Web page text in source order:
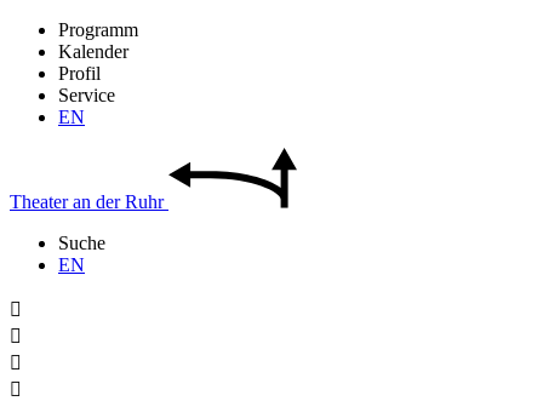
Programm
Kalender
Profil
Service
EN
Theateran derRuhr
Suche
EN



